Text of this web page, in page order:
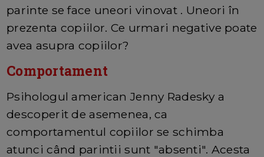
parinte se face uneori vinovat . Uneori în
prezenta copiilor. Ce urmari negative poate
avea asupra copiilor?
Comportament
Psihologul american Jenny Radesky a
descoperit de asemenea, ca
comportamentul copiilor se schimba
atunci când parintii sunt "absenti". Acesta